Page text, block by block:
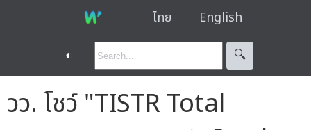
ไทย English
◐ 🔍︎
วว. โชว์ "TISTR Total